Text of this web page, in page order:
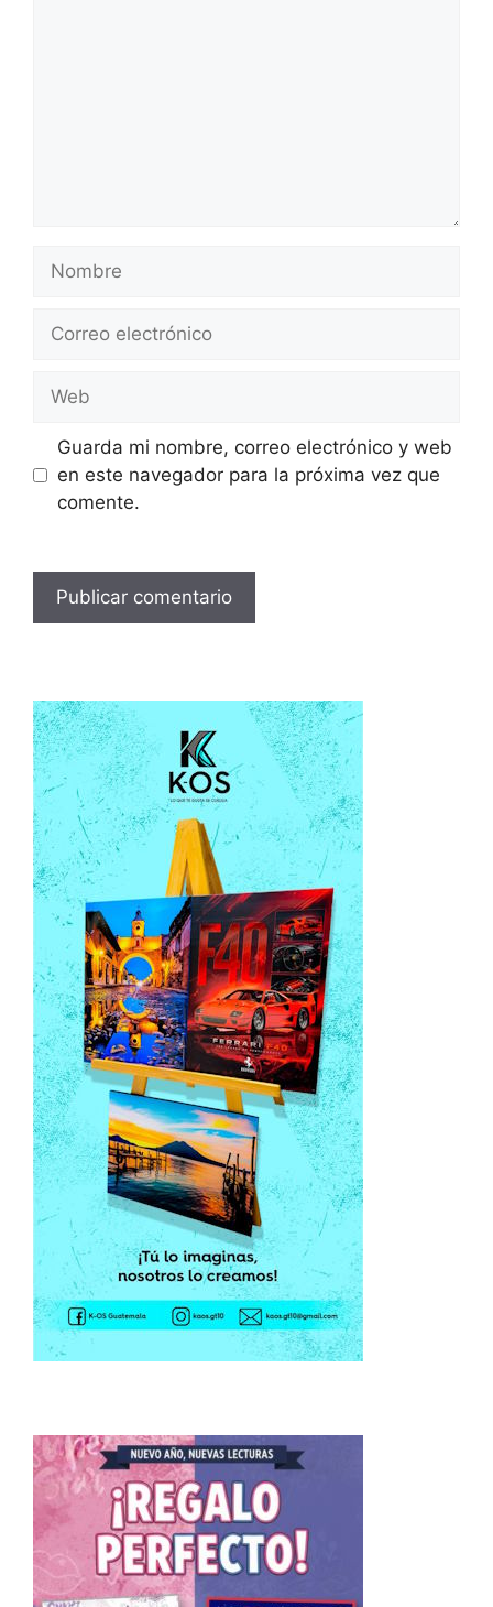
electrónico
Guarda mi nombre, correo electrónico y web
en este navegador para la próxima vez que
comente.